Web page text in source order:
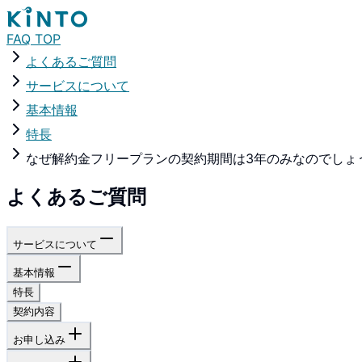
FAQ TOP
よくあるご質問
サービスについて
基本情報
特長
なぜ解約金フリープランの契約期間は3年のみなのでしょ
よくあるご質問
サービスについて
基本情報
特長
契約内容
お申し込み